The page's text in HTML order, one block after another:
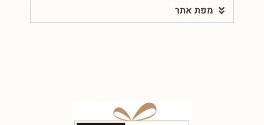
מפת אתר